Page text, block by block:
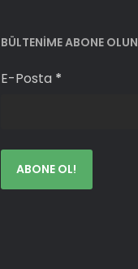
BÜLTENIME ABONE OLUN
E-Posta *